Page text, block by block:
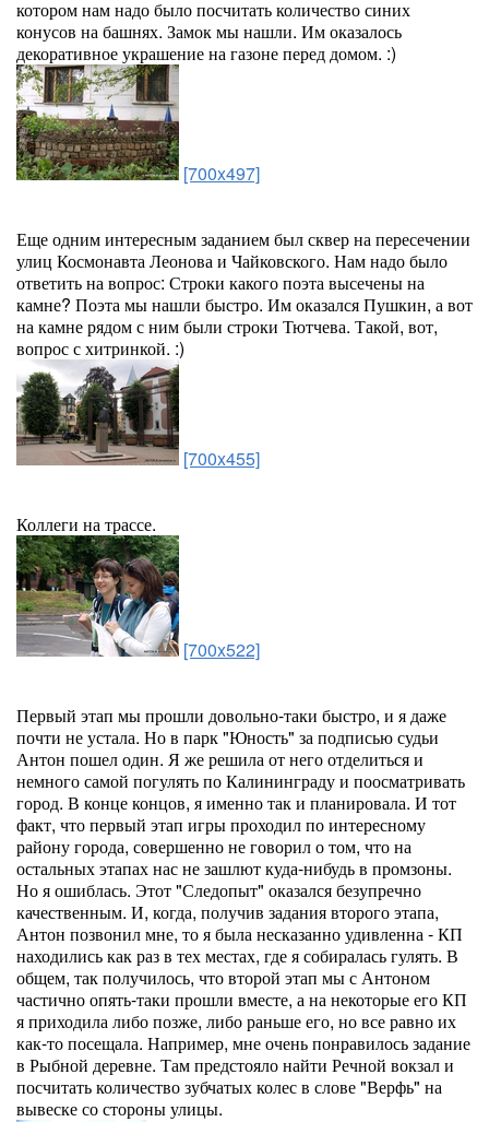
котором нам надо было посчитать количество синих
конусов на башнях. Замок мы нашли. Им оказалось
декоративное украшение на газоне перед домом. :)
[700x497]
Еще одним интересным заданием был сквер на пересечении
улиц Космонавта Леонова и Чайковского. Нам надо было
ответить на вопрос: Строки какого поэта высечены на
камне? Поэта мы нашли быстро. Им оказался Пушкин, а вот
на камне рядом с ним были строки Тютчева. Такой, вот,
вопрос с хитринкой. :)
[700x455]
Коллеги на трассе.
[700x522]
Первый этап мы прошли довольно-таки быстро, и я даже
почти не устала. Но в парк "Юность" за подписью судьи
Антон пошел один. Я же решила от него отделиться и
немного самой погулять по Калининграду и поосматривать
город. В конце концов, я именно так и планировала. И тот
факт, что первый этап игры проходил по интересному
району города, совершенно не говорил о том, что на
остальных этапах нас не зашлют куда-нибудь в промзоны.
Но я ошиблась. Этот "Следопыт" оказался безупречно
качественным. И, когда, получив задания второго этапа,
Антон позвонил мне, то я была несказанно удивленна - КП
находились как раз в тех местах, где я собиралась гулять. В
общем, так получилось, что второй этап мы с Антоном
частично опять-таки прошли вместе, а на некоторые его КП
я приходила либо позже, либо раньше его, но все равно их
как-то посещала. Например, мне очень понравилось задание
в Рыбной деревне. Там предстояло найти Речной вокзал и
посчитать количество зубчатых колес в слове "Верфь" на
вывеске со стороны улицы.